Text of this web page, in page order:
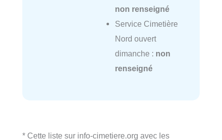
non renseigné
Service Cimetière
Nord ouvert
dimanche : non
renseigné
* Cette liste sur info-cimetiere.org avec les